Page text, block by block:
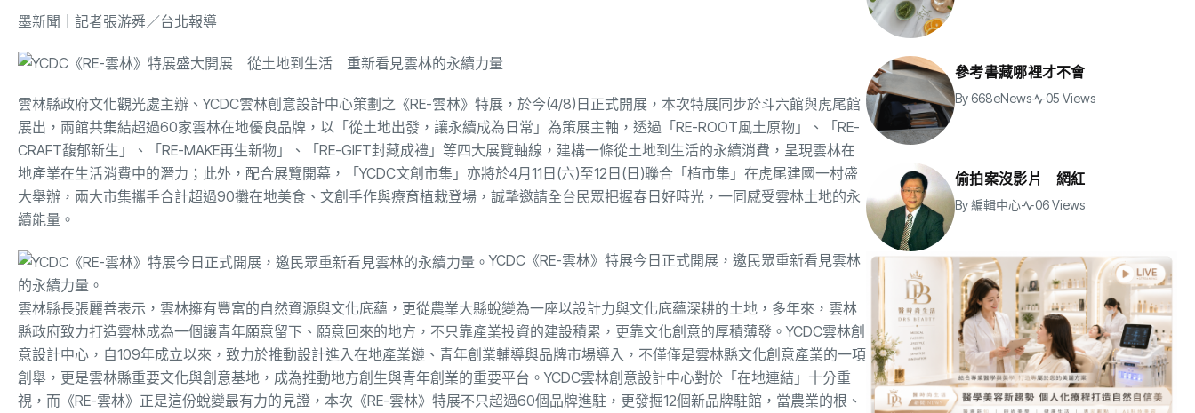
墨新聞 ｜記者張游舜／台北報導
雲林縣政府文化觀光處主辦、YCDC雲林創意設計中心策劃之《RE-雲林》特展，於今(4/8)日正式開展，本次特展同步於斗六館與虎尾館
展出，兩館共集結超過60家雲林在地優良品牌，以「從土地出發，讓永續成為日常」為策展主軸，透過「RE-ROOT風土原物」、「RE-
CRAFT馥郁新生」、「RE-MAKE再生新物」、「RE-GIFT封藏成禮」等四大展覽軸線，建構一條從土地到生活的永續消費，呈現雲林在
地產業在生活消費中的潛力；此外，配合展覽開幕，「YCDC文創市集」亦將於4月11日(六)至12日(日)聯合「植市集」在虎尾建國一村盛
大舉辦，兩大市集攜手合計超過90攤在地美食、文創手作與療育植栽登場，誠摯邀請全台民眾把握春日好時光，一同感受雲林土地的永
續能量。
YCDC《RE-雲林》特展今日正式開展，邀民眾重新看見雲林
的永續力量。
雲林縣長張麗善表示，雲林擁有豐富的自然資源與文化底蘊，更從農業大縣蛻變為一座以設計力與文化底蘊深耕的土地，多年來，雲林
縣政府致力打造雲林成為一個讓青年願意留下、願意回來的地方，不只靠產業投資的建設積累，更靠文化創意的厚積薄發。YCDC雲林創
意設計中心，自109年成立以來，致力於推動設計進入在地產業鏈、青年創業輔導與品牌市場導入，不僅僅是雲林縣文化創意產業的一項
創舉，更是雲林縣重要文化與創意基地，成為推動地方創生與青年創業的重要平台。YCDC雲林創意設計中心對於「在地連結」十分重
視，而《RE-雲林》正是這份蛻變最有力的見證，本次《RE-雲林》特展不只超過60個品牌進駐，更發掘12個新品牌駐館，當農業的根、
參考書藏哪裡才不會
By668eNews 05 Views
偷拍案沒影片 網紅
By編輯中心 06 Views